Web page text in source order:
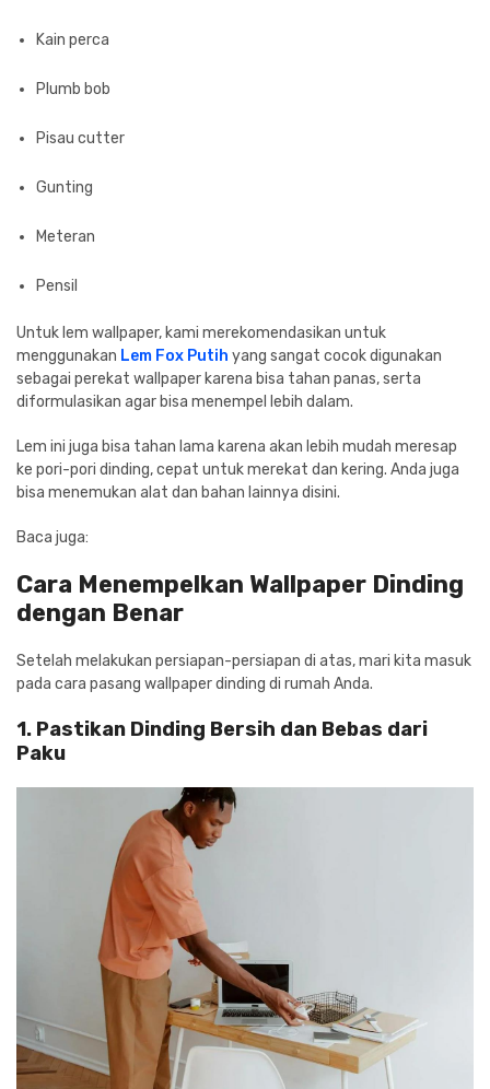
Kain perca
Plumb bob
Pisau cutter
Gunting
Meteran
Pensil
Untuk lem wallpaper, kami merekomendasikan untuk
menggunakan Lem Fox Putih yang sangat cocok digunakan
sebagai perekat wallpaper karena bisa tahan panas, serta
diformulasikan agar bisa menempel lebih dalam.
Lem ini juga bisa tahan lama karena akan lebih mudah meresap
ke pori-pori dinding, cepat untuk merekat dan kering. Anda juga
bisa menemukan alat dan bahan lainnya disini.
Baca juga:
Cara Menempelkan Wallpaper Dinding
dengan Benar
Setelah melakukan persiapan-persiapan di atas, mari kita masuk
pada cara pasang wallpaper dinding di rumah Anda.
1. Pastikan Dinding Bersih dan Bebas dari
Paku